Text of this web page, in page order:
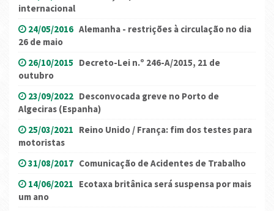
internacional
24/05/2016 Alemanha - restrições à circulação no dia
26 de maio
26/10/2015 Decreto-Lei n.º 246-A/2015, 21 de
outubro
23/09/2022 Desconvocada greve no Porto de
Algeciras (Espanha)
25/03/2021 Reino Unido / França: fim dos testes para
motoristas
31/08/2017 Comunicação de Acidentes de Trabalho
14/06/2021 Ecotaxa britânica será suspensa por mais
um ano